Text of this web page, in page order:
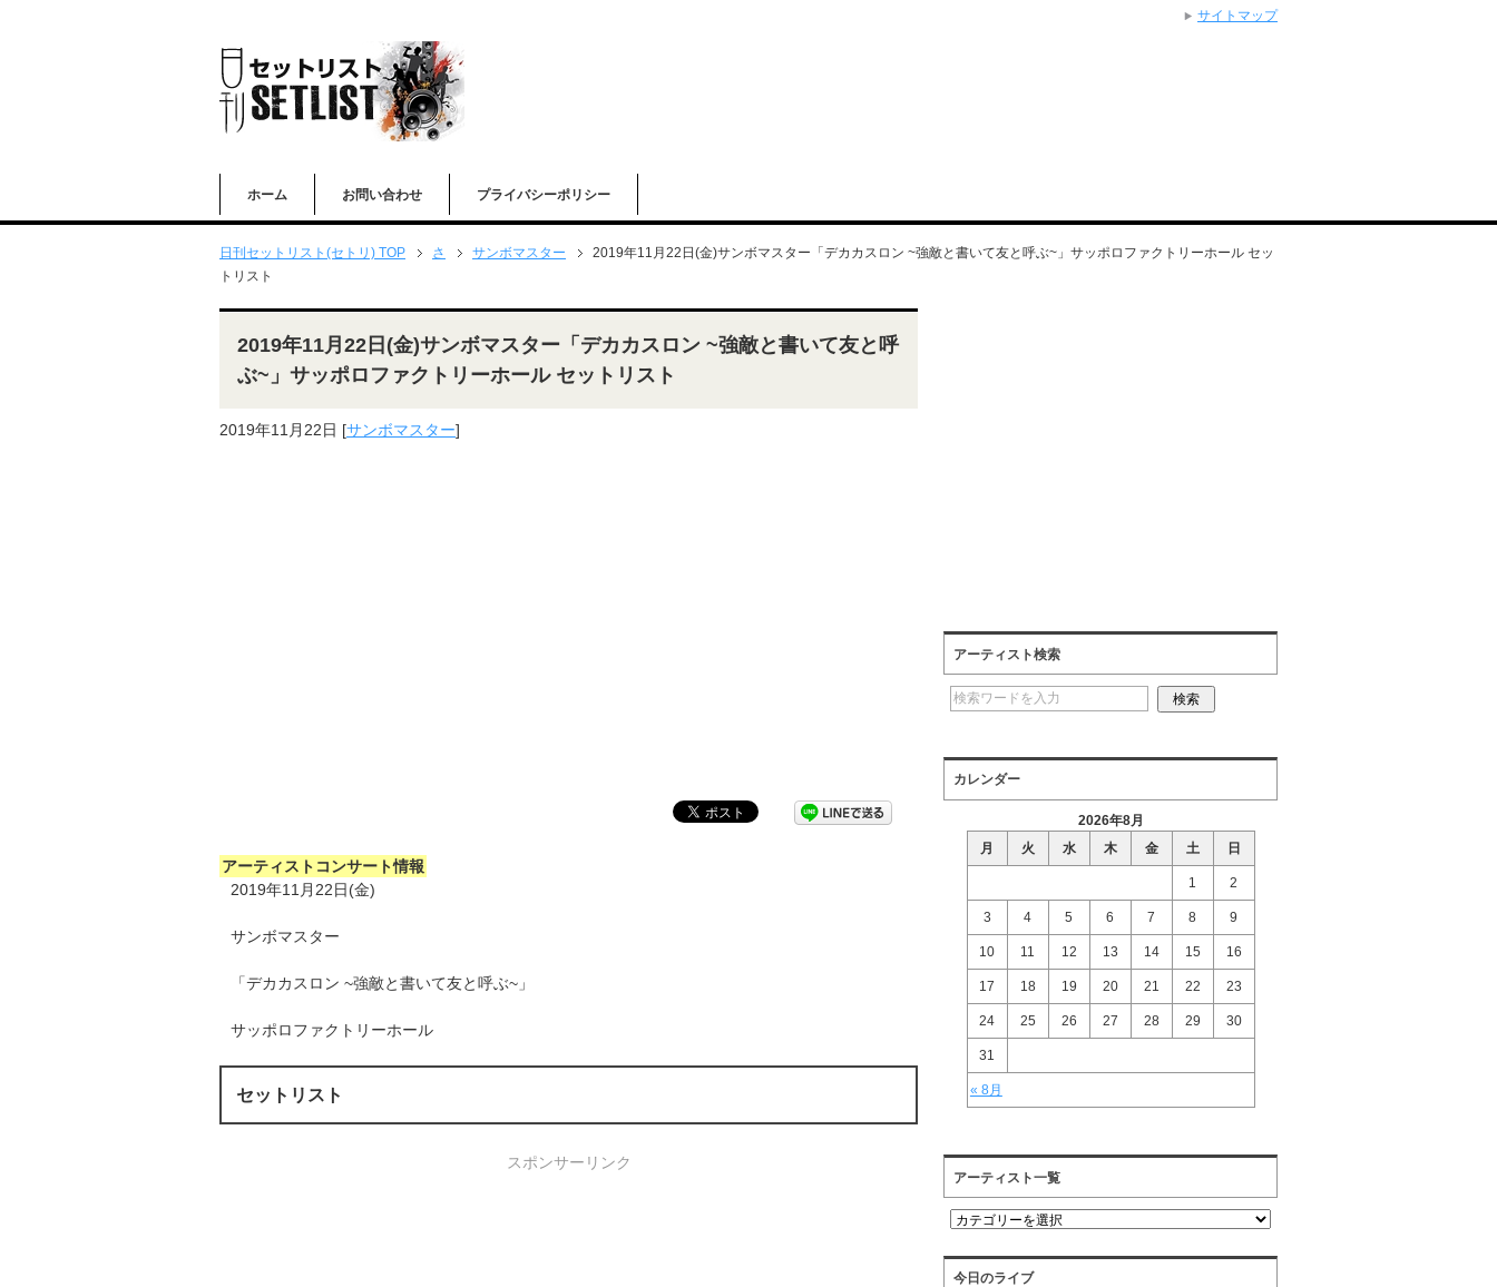
ホーム お問い合わせ プライバシーポリシー
日刊セットリスト(セトリ) TOP さ サンボマスター
2019年11月22日(金)サンボマスター「デカカスロン ~強敵と書いて友と呼ぶ~」サッポロファクトリーホール セッ
トリスト
2019年11月22日(金)サンボマスター「デカカスロン ~強敵と書いて友と呼
ぶ~」サッポロファクトリーホール セットリスト
2019年11月22日 [サンボマスター]
アーティストコンサート情報
2019年11月22日(金)
サンボマスター
「デカカスロン ~強敵と書いて友と呼ぶ~」
サッポロファクトリーホール
セットリスト
スポンサーリンク
アーティスト検索
カレンダー
2026年8月
月
火 水 木 金 土 日
« 8月
1 2
3 4 5 6 7 8 9
10 11 12 13 14 15 16
17 18 19 20 21 22 23
24 25 26 27 28 29 30
31
アーティスト一覧
ア
テ
ィ
今日のライブ
サイトマップ